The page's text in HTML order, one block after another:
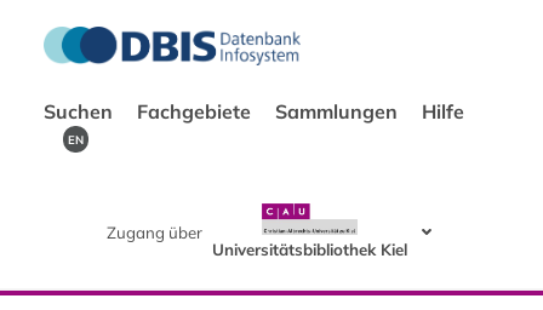
Suchen Fachgebiete Sammlungen Hilfe
EN
Zugang über
Universitätsbibliothek Kiel